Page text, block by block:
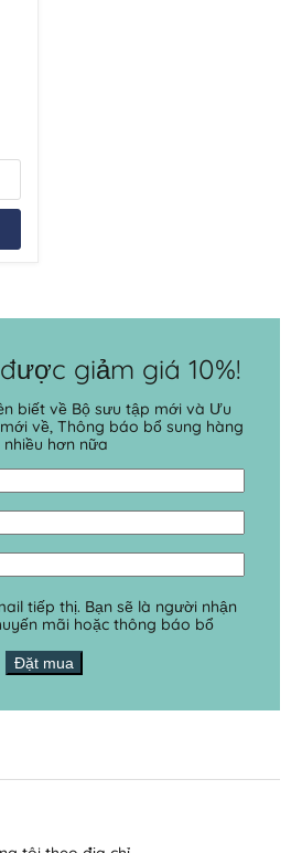
giảm giá 10%!
biết về Bộ sưu tập mới và Ưu
về, Thông báo bổ sung hàng
hơn nữa
tiếp thị. Bạn sẽ là người nhận
mãi hoặc thông báo bổ
Đặt mua